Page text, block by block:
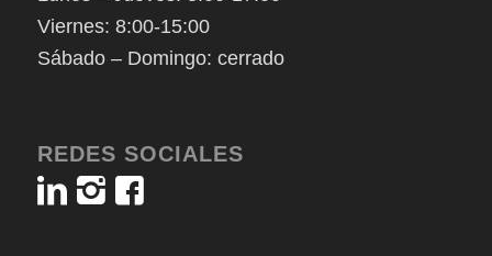
Viernes: 8:00-15:00
Sábado – Domingo: cerrado
REDES SOCIALES